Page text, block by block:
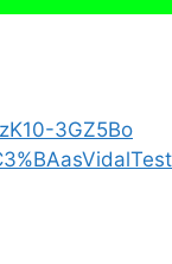
3GZ5Bo